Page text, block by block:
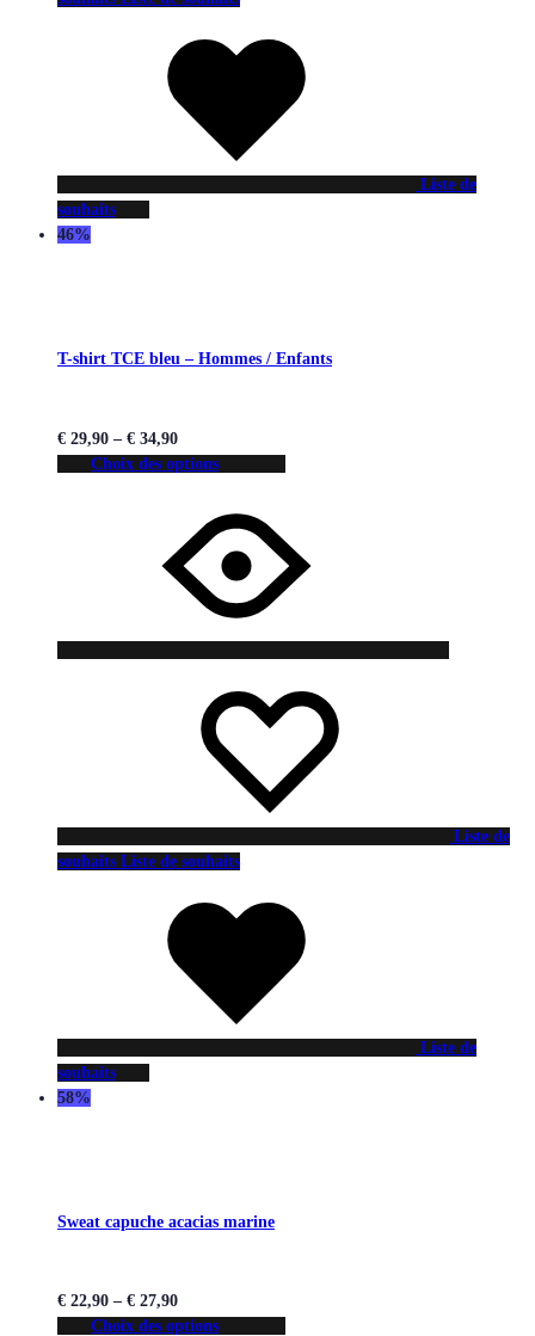
Liste de
souhaits
46%
T-shirt TCE bleu – Hommes / Enfants
€ 29,90 – € 34,90
Choix des options
Liste de
souhaits Liste de souhaits
Liste de
souhaits
58%
Sweat capuche acacias marine
€ 22,90 – € 27,90
Choix des options